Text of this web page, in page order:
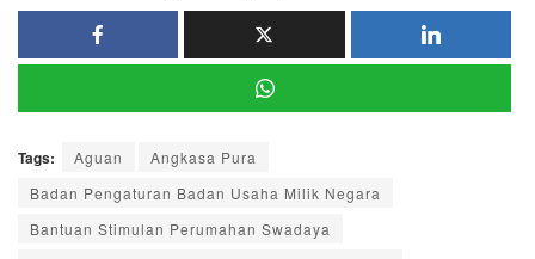
Tags: Aguan
Angkasa Pura
Badan Pengaturan Badan Usaha Milik Negara
Bantuan Stimulan Perumahan Swadaya